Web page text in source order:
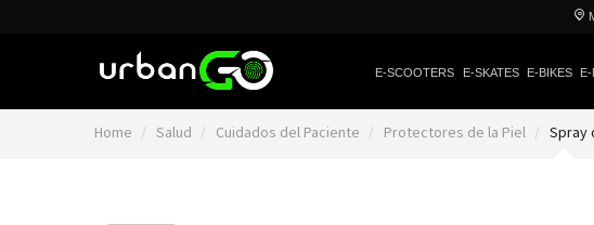
E-SCOOTERS E-SKATES E-BIKES
Home Salud Cuidados del Paciente Protectores de la Piel Spray